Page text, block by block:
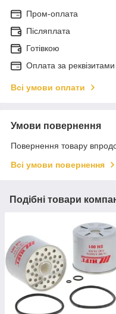
Пром-оплата
Післяплата
Готівкою
Оплата за реквізитами
Всі умови оплати
Умови повернення
Повернення товару
Всі умови повернення
Подібні товари